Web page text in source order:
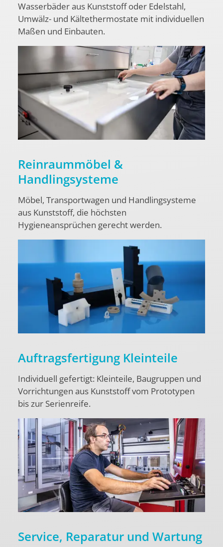
Wasserbäder aus Kunststoff oder Edelstahl,
Umwälz- und Kältethermostate mit individuellen
Maßen und Einbauten.
Reinraummöbel &
Handlingsysteme
Möbel, Transportwagen und Handlingsysteme
aus Kunststoff, die höchsten
Hygieneansprüchen gerecht werden.
Auftragsfertigung Kleinteile
Individuell gefertigt: Kleinteile, Baugruppen und
Vorrichtungen aus Kunststoff vom Prototypen
bis zur Serienreife.
Service, Reparatur und Wartung